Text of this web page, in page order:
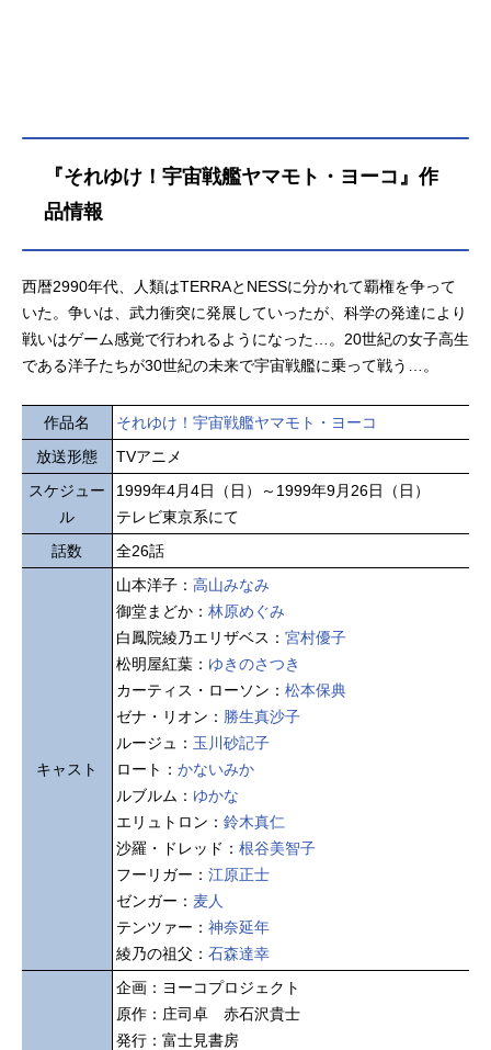
『それゆけ！宇宙戦艦ヤマモト・ヨーコ』作
品情報
西暦2990年代、人類はTERRAとNESSに分かれて覇権を争って
いた。争いは、武力衝突に発展していったが、科学の発達により
戦いはゲーム感覚で行われるようになった…。20世紀の女子高生
である洋子たちが30世紀の未来で宇宙戦艦に乗って戦う…。
作品名
それゆけ！宇宙戦艦ヤマモト・ヨーコ
放送形態
TVアニメ
スケジュー
ル
1999年4月4日（日）～1999年9月26日（日）
テレビ東京系にて
話数
全26話
キャスト
山本洋子： 高山みなみ
御堂まどか： 林原めぐみ
白鳳院綾乃エリザベス： 宮村優子
松明屋紅葉： ゆきのさつき
カーティス・ローソン： 松本保典
ゼナ・リオン： 勝生真沙子
ルージュ： 玉川砂記子
ロート： かないみか
ルブルム： ゆかな
エリュトロン： 鈴木真仁
沙羅・ドレッド： 根谷美智子
フーリガー： 江原正士
ゼンガー： 麦人
テンツァー： 神奈延年
綾乃の祖父： 石森達幸
企画：ヨーコプロジェクト
原作：庄司卓 赤石沢貴士
発行：富士見書房